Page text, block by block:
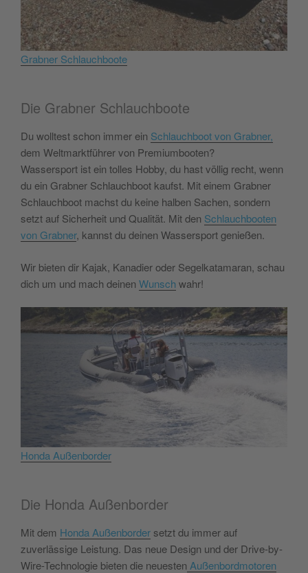
Grabner Schlauchboote
Die Grabner Schlauchboote
Du wolltest schon immer ein Schlauchboot von Grabner,
dem Weltmarktführer von Premiumbooten?
Wassersport ist ein tolles Hobby, du hast völlig recht, wenn
du ein Grabner Schlauchboot kaufst. Mit einem Grabner
Schlauchboot machst du keine halben Sachen, sondern
setzt auf Sicherheit und Qualität. Mit den Schlauchbooten
von Grabner, kannst du deinen Wassersport genießen.
Wir bieten dir Kajak, Kanadier oder Segelkatamaran, schau
dich um und mach deinen Wunsch wahr!
Honda Außenborder
Die Honda Außenborder
Mit dem Honda Außenborder setzt du immer auf
zuverlässige Leistung. Das neue Design und der Drive-by-
Wire-Technologie bieten die neuesten Außenbordmotoren